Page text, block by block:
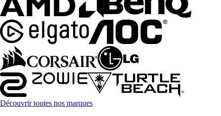
Découvrir toutes nos marques